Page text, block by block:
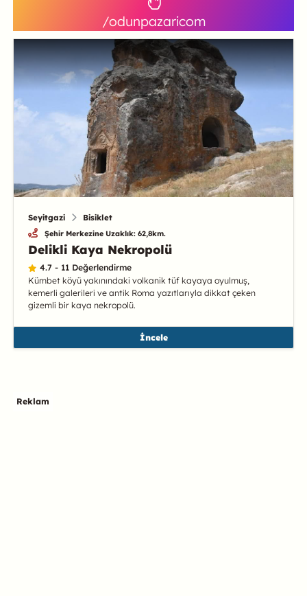
/odunpazaricom
Seyitgazi Bisiklet
Şehir Merkezine Uzaklık: 62,8km.
Delikli Kaya Nekropolü
4.7 - 11 Değerlendirme
Kümbet köyü yakınındaki volkanik tüf kayaya oyulmuş,
kemerli galerileri ve antik Roma yazıtlarıyla dikkat çeken
gizemli bir kaya nekropolü.
İncele
Reklam